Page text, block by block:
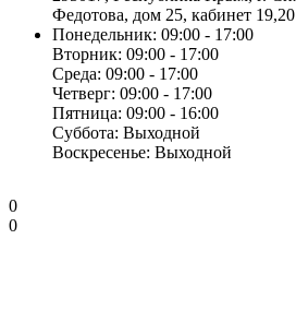
Федотова, дом 25, кабинет 19,20
Понедельник: 09:00 - 17:00
Вторник: 09:00 - 17:00
Среда: 09:00 - 17:00
Четверг: 09:00 - 17:00
Пятница: 09:00 - 16:00
Суббота: Выходной
Воскресенье: Выходной
0
0